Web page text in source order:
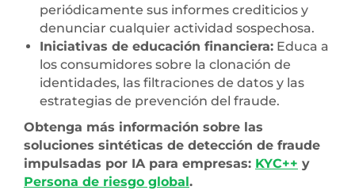
periódicamente sus informes crediticios y
denunciar cualquier actividad sospechosa.
Iniciativas de educación financiera: Educa a
los consumidores sobre la clonación de
identidades, las filtraciones de datos y las
estrategias de prevención del fraude.
Obtenga más información sobre las
soluciones sintéticas de detección de fraude
impulsadas por IA para empresas: KYC++ y
Persona de riesgo global.